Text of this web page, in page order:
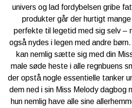
univers og lad fordybelsen gribe
produkter går der hurtigt
perfekte til legetid med sig selv –
også nydes i legen med andre
kan nemlig sætte sig med din
male søde heste i alle regnbuens
der opstå nogle essentielle tanker
dem ned i sin Miss Melody dagbog
hun nemlig have alle sine